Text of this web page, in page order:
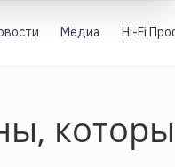
Медиа Hi-Fi